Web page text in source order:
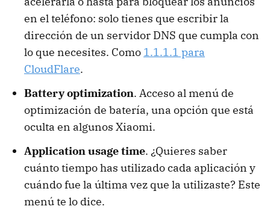
en el teléfono: solo tienes que escribir la
dirección de un servidor DNS que cumpla con
lo que necesites. Como 1.1.1.1 para
CloudFlare.
Battery optimization. Acceso al menú de
optimización de batería, una opción que está
oculta en algunos Xiaomi.
Application usage time. ¿Quieres saber
cuánto tiempo has utilizado cada aplicación y
cuándo fue la última vez que la utilizaste? Este
menú te lo dice.